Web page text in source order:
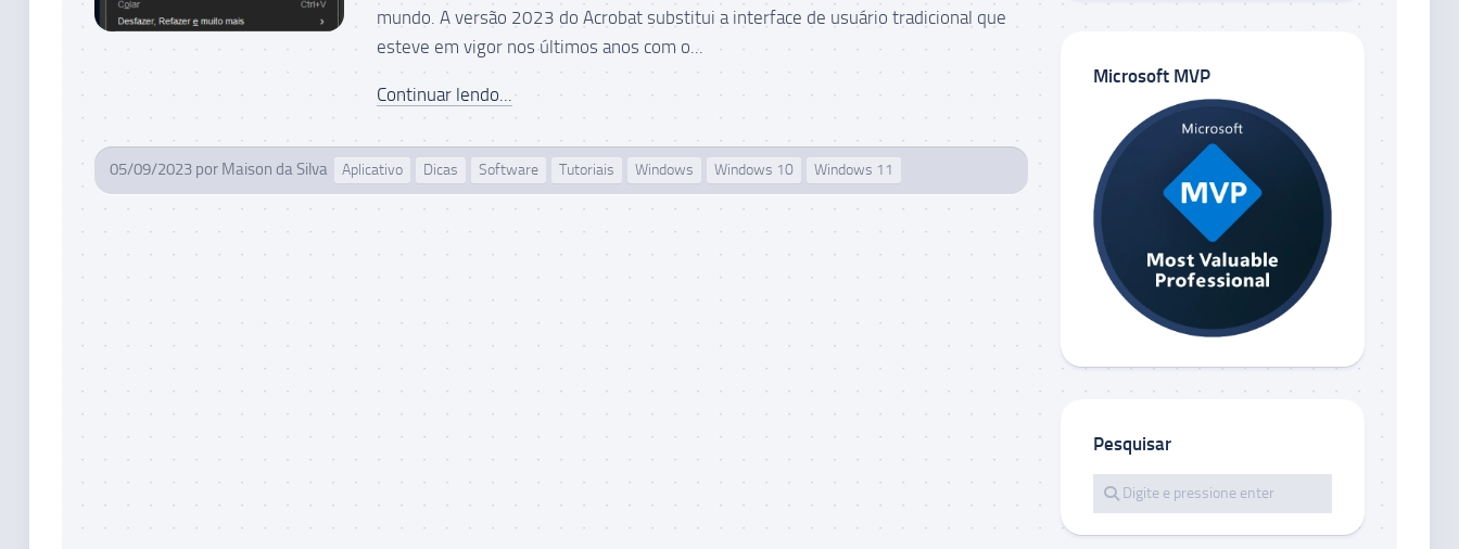
Canal
Canary
mundo. A versão 2023 do Acrobat substitui a interface de usuário tradicional que
esteve em vigor nos últimos anos com o...
Continuar lendo...
05/09/2023 por Maison da Silva Aplicativo Dicas Software Tutoriais Windows Windows 10 Windows 11
Microsoft MVP
Pesquisar